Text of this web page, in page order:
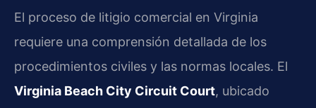
El proceso de litigio comercial en Virginia
requiere una comprensión detallada de los
procedimientos civiles y las normas locales. El
Virginia Beach City Circuit Court, ubicado